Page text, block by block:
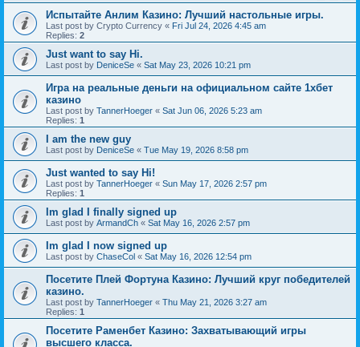
Испытайте Анлим Казино: Лучший настольные игры.
Last post by Crypto Currency « Fri Jul 24, 2026 4:45 am
Replies: 2
Just want to say Hi.
Last post by DeniceSe « Sat May 23, 2026 10:21 pm
Игра на реальные деньги на официальном сайте 1хбет
казино
Last post by TannerHoeger « Sat Jun 06, 2026 5:23 am
Replies: 1
I am the new guy
Last post by DeniceSe « Tue May 19, 2026 8:58 pm
Just wanted to say Hi!
Last post by TannerHoeger « Sun May 17, 2026 2:57 pm
Replies: 1
Im glad I finally signed up
Last post by ArmandCh « Sat May 16, 2026 2:57 pm
Im glad I now signed up
Last post by ChaseCol « Sat May 16, 2026 12:54 pm
Посетите Плей Фортуна Казино: Лучший круг победителей
казино.
Last post by TannerHoeger « Thu May 21, 2026 3:27 am
Replies: 1
Посетите Раменбет Казино: Захватывающий игры
высшего класса.